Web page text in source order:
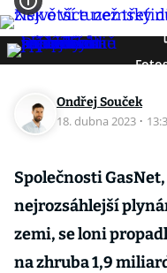
Ondřej Souček
18. dubna 2023 ·
Společnosti
nejrozsáhlejší
zemi, se loni
na zhruba 1,9